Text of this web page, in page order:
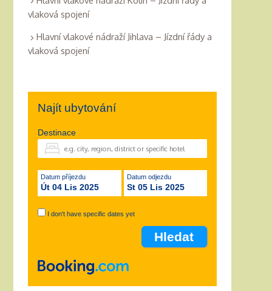
vlaková spojení
Hlavní vlakové nádraží Jihlava – Jízdní řády a
vlaková spojení
Najít ubytování
Destinace
Datum příjezdu
Út 04 Lis 2025
Datum odjezdu
St 05 Lis 2025
I don't have specific dates yet